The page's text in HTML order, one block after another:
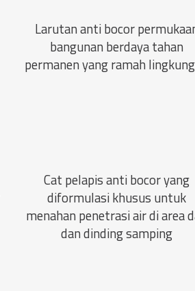
Larutan anti bocor
bangunan berdaya tahan
permanen yang ramah
Cat pelapis anti bocor yang
diformulasi khusus untuk
menahan penetrasi air di area
dan dinding samping